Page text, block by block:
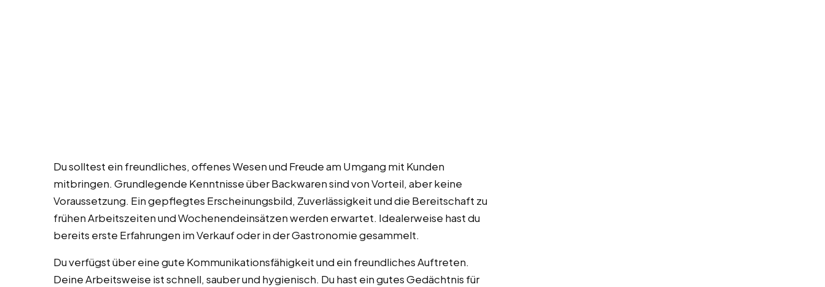
Du solltest ein freundliches, offenes Wesen und Freude am Umgang mit Kunden
mitbringen. Grundlegende Kenntnisse über Backwaren sind von Vorteil, aber keine
Voraussetzung. Ein gepflegtes Erscheinungsbild, Zuverlässigkeit und die Bereitschaft zu
frühen Arbeitszeiten und Wochenendeinsätzen werden erwartet. Idealerweise hast du
bereits erste Erfahrungen im Verkauf oder in der Gastronomie gesammelt.
Du verfügst über eine gute Kommunikationsfähigkeit und ein freundliches Auftreten.
Deine Arbeitsweise ist schnell, sauber und hygienisch. Du hast ein gutes Gedächtnis für